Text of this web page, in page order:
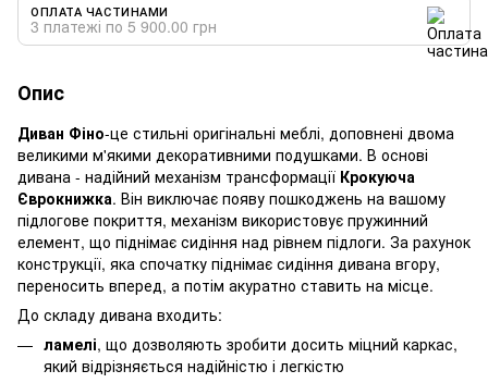
ОПЛАТА ЧАСТИНАМИ
3 платежі по 5 900.00 грн
Опис
Диван Фіно-це стильні оригінальні меблі, доповнені двома
великими м'якими декоративними подушками. В основі
дивана - надійний механізм трансформації Крокуюча
Єврокнижка. Він виключає появу пошкоджень на вашому
підлогове покриття, механізм використовує пружинний
елемент, що піднімає сидіння над рівнем підлоги. За рахунок
конструкції, яка спочатку піднімає сидіння дивана вгору,
переносить вперед, а потім акуратно ставить на місце.
До складу дивана входить:
ламелі, що дозволяють зробити досить міцний каркас,
який відрізняється надійністю і легкістю